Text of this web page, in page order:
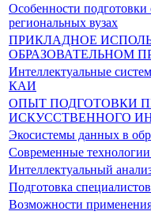
Особенности подготовки
региональных вузах
ПРИКЛАДНОЕ
ОБРАЗОВАТЕЛЬНОМ
Интеллектуальные
КАИ
ОПЫТ ПОДГОТОВКИ
ИСКУССТВЕННОГО
Экосистемы данных в
Современные
Интеллектуальный
Подготовка
Возможности применения